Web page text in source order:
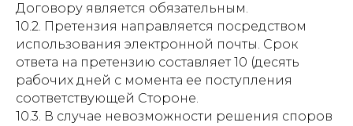
Договору является обязательным.
10.2. Претензия направляется посредством
использования электронной почты. Срок
ответа на претензию составляет 10 (десять
рабочих дней с момента ее поступления
соответствующей Стороне.
10.3. В случае невозможности решения споров